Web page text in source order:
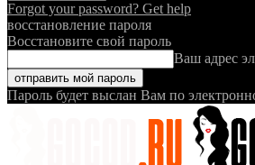
Forgot your password? Get help
восстановление пароля
Восстановите свой пароль
Ваш адрес
Пароль будет выслан Вам по